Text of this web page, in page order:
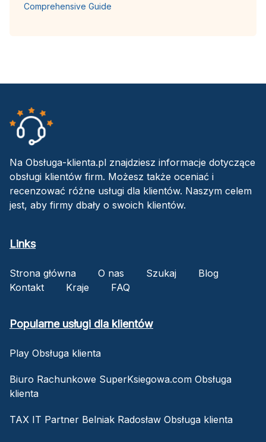
Comprehensive Guide
Na Obsługa-klienta.pl znajdziesz informacje dotyczące
obsługi klientów firm. Możesz także oceniać i
recenzować różne usługi dla klientów. Naszym celem
jest, aby firmy dbały o swoich klientów.
Links
Strona główna O nas Szukaj
Blog
Kontakt
Kraje FAQ
Popularne usługi dla klientów
Play Obsługa klienta
Biuro Rachunkowe SuperKsiegowa.com Obsługa
klienta
TAX IT Partner Belniak Radosław Obsługa klienta